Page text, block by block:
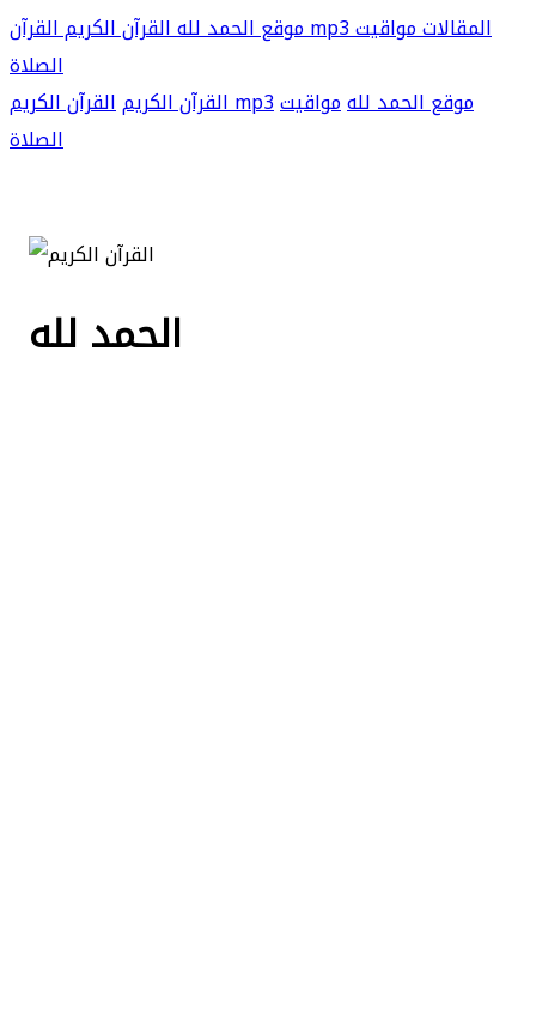
موقع الحمد للهالقرآن الكريم القرآن mp3 المقالاتمواقيت
الصلاة
القرآن الكريمالقرآن الكريم mp3 موقع الحمد للهمواقيت
الصلاة
الحمد لله